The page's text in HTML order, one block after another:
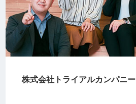
株式会社トライアルカンパニー